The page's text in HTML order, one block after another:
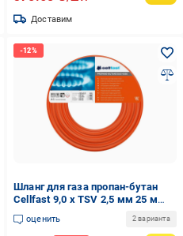
Доставим
Шланг для газа пропан-бутан
Cellfast 9,0 х TSV 2,5 мм 25 м
прочный/износостойкий/легкий
оценить 2 варианта